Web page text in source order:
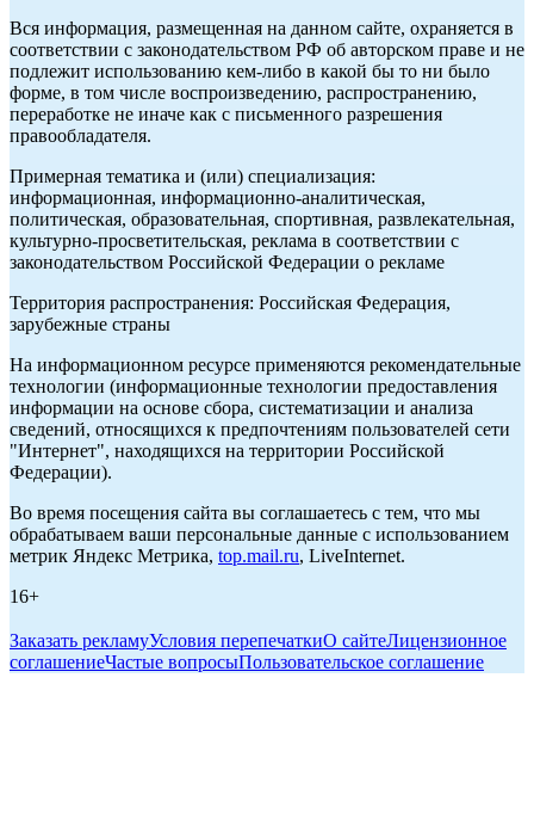
Вся информация, размещенная на данном сайте, охраняется в
соответствии с законодательством РФ об авторском праве и не
подлежит использованию кем-либо в какой бы то ни было
форме, в том числе воспроизведению, распространению,
переработке не иначе как с письменного разрешения
правообладателя.
Примерная тематика и (или) специализация:
информационная, информационно-аналитическая,
политическая, образовательная, спортивная, развлекательная,
культурно-просветительская, реклама в соответствии с
законодательством Российской Федерации о рекламе
Территория распространения: Российская Федерация,
зарубежные страны
На информационном ресурсе применяются рекомендательные
технологии (информационные технологии предоставления
информации на основе сбора, систематизации и анализа
сведений, относящихся к предпочтениям пользователей сети
"Интернет", находящихся на территории Российской
Федерации).
Во время посещения сайта вы соглашаетесь с тем, что мы
обрабатываем ваши персональные данные с использованием
метрик Яндекс Метрика, top.mail.ru, LiveInternet.
16+
Заказать рекламуУсловия перепечаткиО сайтеЛицензионное
соглашениеЧастые вопросыПользовательское соглашение